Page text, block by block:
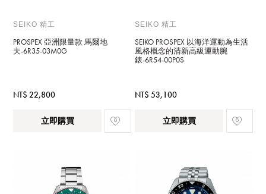
SEIKO 精工
PROSPEX 亞洲限量款 馬爾地
夫-6R35-03M0G
NT$ 22,800
立即購買
SEIKO 精工
SEIKO PROSPEX 以海洋運動為生活
風格概念的清新高級運動腕
錶-6R54-00P0S
NT$ 53,100
立即購買